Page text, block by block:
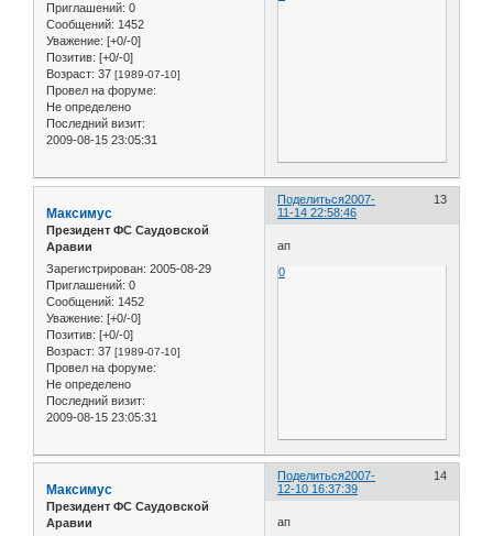
Приглашений: 0
Сообщений: 1452
Уважение: [+0/-0]
Позитив: [+0/-0]
Возраст: 37 [1989-07-10]
Провел на форуме:
Не определено
Последний визит:
2009-08-15 23:05:31
Поделиться 13
2007-
11-14 22:58:46
Максимус
Президент ФС Саудовской
Аравии
Зарегистрирован: 2005-08-29
Приглашений: 0
Сообщений: 1452
Уважение: [+0/-0]
Позитив: [+0/-0]
Возраст: 37 [1989-07-10]
Провел на форуме:
Не определено
Последний визит:
2009-08-15 23:05:31
ап
0
Поделиться 14
2007-
12-10 16:37:39
Максимус
Президент ФС Саудовской
Аравии
ап